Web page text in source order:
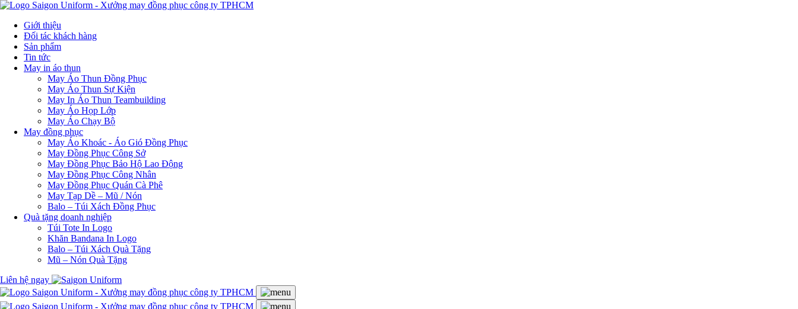
Giới thiệu
Đối tác khách hàng
Sản phẩm
Tin tức
May in áo thun
May Áo Thun Đồng Phục
May Áo Thun Sự Kiện
May In Áo Thun Teambuilding
May Áo Họp Lớp
May Áo Chạy Bộ
May đồng phục
May Áo Khoác - Áo Gió Đồng Phục
May Đồng Phục Công Sở
May Đồng Phục Bảo Hộ Lao Động
May Đồng Phục Công Nhân
May Đồng Phục Quán Cà Phê
May Tạp Dề – Mũ / Nón
Balo – Túi Xách Đồng Phục
Quà tặng doanh nghiệp
Túi Tote In Logo
Khăn Bandana In Logo
Balo – Túi Xách Quà Tặng
Mũ – Nón Quà Tặng
Liên hệ ngay